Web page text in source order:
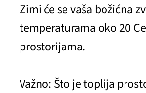
Zimi će se vaša božićna
temperaturama oko 20
prostorijama.
Važno: Što je toplija